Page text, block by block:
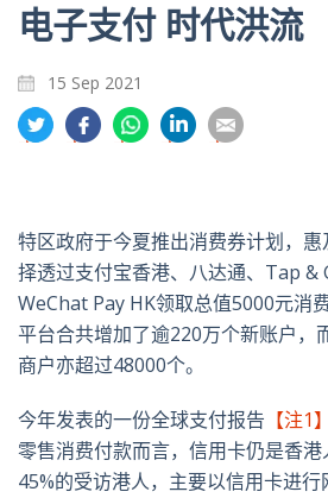
电子支付 时代洪流
15 Sep 2021
分
享
特
分
享
书
分
享
享
英
享
郵
特区政府于今夏推出消费券计划，
择透过支付宝香港、八达通、Tap &
WeChat Pay HK领取总值5000元消
平台合共增加了逾220万个新账户，
商户亦超过48000个。
今年发表的一份全球支付报告 【注1】
零售消费付款而言，信用卡仍是香
45%的受访港人，主要以信用卡进行